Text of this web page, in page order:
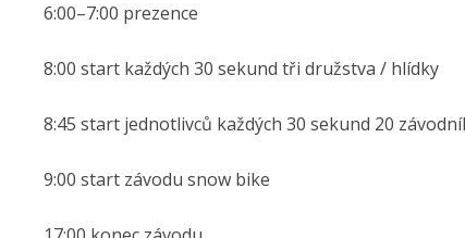
6:00–7:00 prezence
8:00 start každých 30 sekund tři družstva / hlídky
8:45 start jednotlivců každých 30 sekund 20
9:00 start závodu snow bike